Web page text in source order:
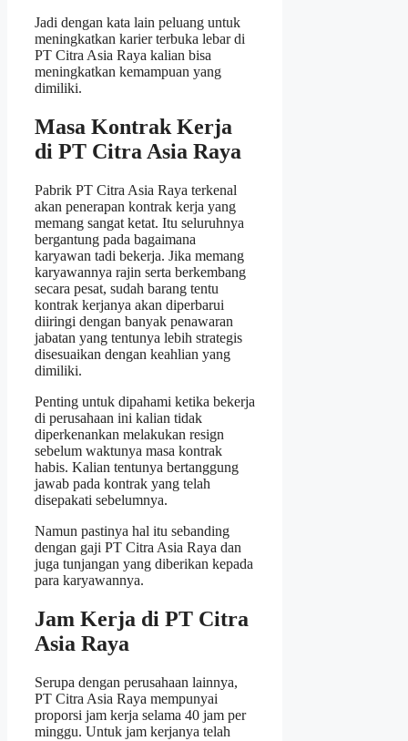
Jadi dengan kata lain peluang untuk
meningkatkan karier terbuka lebar di
PT Citra Asia Raya kalian bisa
meningkatkan kemampuan yang
dimiliki.
Masa Kontrak Kerja
di PT Citra Asia Raya
Pabrik PT Citra Asia Raya terkenal
akan penerapan kontrak kerja yang
memang sangat ketat. Itu seluruhnya
bergantung pada bagaimana
karyawan tadi bekerja. Jika memang
karyawannya rajin serta berkembang
secara pesat, sudah barang tentu
kontrak kerjanya akan diperbarui
diiringi dengan banyak penawaran
jabatan yang tentunya lebih strategis
disesuaikan dengan keahlian yang
dimiliki.
Penting untuk dipahami ketika bekerja
di perusahaan ini kalian tidak
diperkenankan melakukan resign
sebelum waktunya masa kontrak
habis. Kalian tentunya bertanggung
jawab pada kontrak yang telah
disepakati sebelumnya.
Namun pastinya hal itu sebanding
dengan gaji PT Citra Asia Raya dan
juga tunjangan yang diberikan kepada
para karyawannya.
Jam Kerja di PT Citra
Asia Raya
Serupa dengan perusahaan lainnya,
PT Citra Asia Raya mempunyai
proporsi jam kerja selama 40 jam per
minggu. Untuk jam kerjanya telah